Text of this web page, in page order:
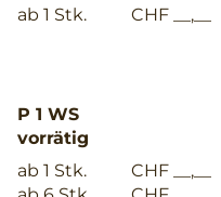
ab 1 Stk.
CHF __,__
P 1 WS
vorrätig
ab 1 Stk.
CHF __,__